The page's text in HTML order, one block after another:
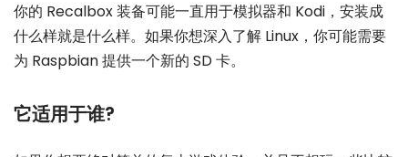
你的 Recalbox 装备可能一直用于模拟器和 Kodi，安装成
什么样就是什么样。如果你想深入了解 Linux，你可能需要
为 Raspbian 提供一个新的 SD 卡。
它适用于谁?